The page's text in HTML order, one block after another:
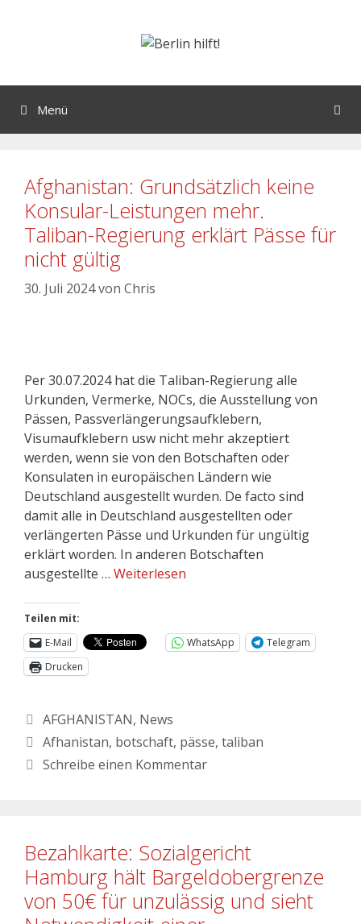
Menü
Afghanistan: Grundsätzlich keine
Konsular-Leistungen mehr.
Taliban-Regierung erklärt Pässe für
nicht gültig
30. Juli 2024von Chris
Per 30.07.2024 hat die Taliban-Regierung alle
Urkunden, Vermerke, NOCs, die Ausstellung von
Pässen, Passverlängerungsaufklebern,
Visumaufklebern usw nicht mehr akzeptiert
werden, wenn sie von den Botschaften oder
Konsulaten in europäischen Ländern wie
Deutschland ausgestellt wurden. De facto sind
damit alle in Deutschland ausgestellten oder
verlängerten Pässe und Urkunden für ungültig
erklärt worden. In anderen Botschaften
ausgestellte … Weiterlesen
Teilen mit:
E-Mail
WhatsApp
Telegram
Drucken
AFGHANISTAN, News
Afhanistan, botschaft, pässe, taliban
Schreibe einen Kommentar
Bezahlkarte: Sozialgericht
Hamburg hält Bargeldobergrenze
von 50€ für unzulässig und sieht